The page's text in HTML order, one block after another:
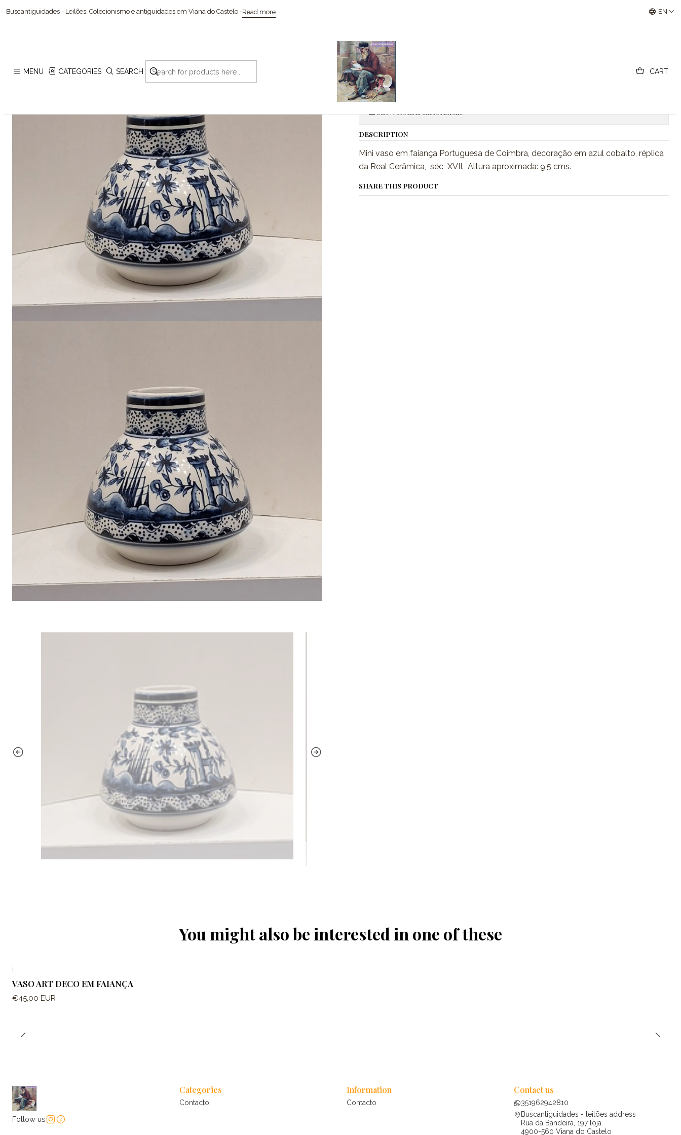
MENU CATEGORIES SEARCH CART
Buscantiguidades - Leilões. Colecionismo e antiguidades em Viana do Castelo -Read more Buscantiguidades - Leilões Colecionismo e EN
Home
|
Vaso, faiança de Coimbra
Quantity
Show stock from locations
DESCRIPTION
Mini vaso em faiança Portuguesa de Coimbra, decoração em azul cobalto, réplica
da Real Cerâmica, séc XVII. Altura aproximada: 9,5 cms.
SHARE THIS PRODUCT
You might also be interested in one of these
VASO ART DECO EM FAIANÇA
€45,00 EUR
Follow us
Categories
Contacto
Information
Contacto
Contact us
351962942810
Buscantiguidades - leilões address
Rua da Bandeira, 197 loja
4900-560 Viana do Castelo